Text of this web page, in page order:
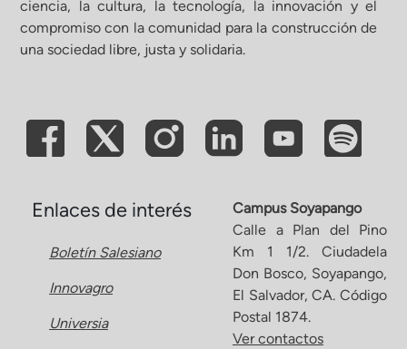
ciencia, la cultura, la tecnología, la innovación y el
compromiso con la comunidad para la construcción de
una sociedad libre, justa y solidaria.
Enlaces de interés
Boletín Salesiano
Innovagro
Universia
Campus Soyapango
Calle a Plan del Pino
Km 1 1/2. Ciudadela
Don Bosco, Soyapango,
El Salvador, CA. Código
Postal 1874.
Ver contactos